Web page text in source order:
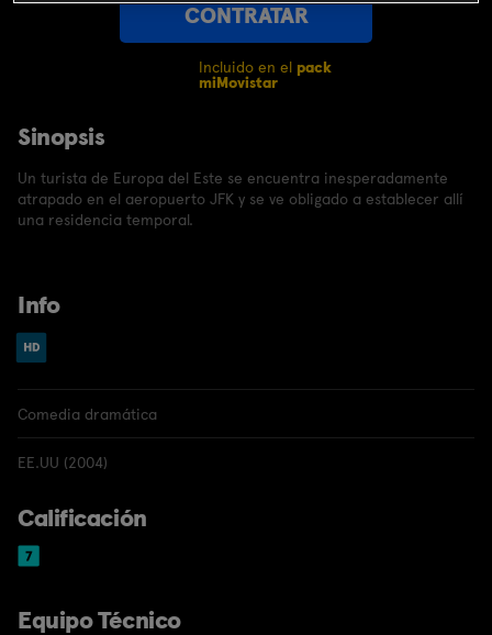
CONTRATAR
Incluido en el pack
miMovistar
Sinopsis
Un turista de Europa del Este se encuentra inesperadamente
atrapado en el aeropuerto JFK y se ve obligado a establecer allí
una residencia temporal.
Info
Comedia dramática
EE.UU (2004)
Calificación
Equipo Técnico